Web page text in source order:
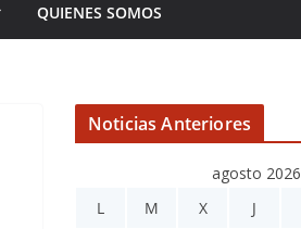
QUIENES SOMOS
Noticias Anteriores
agosto 2026
L
M X J